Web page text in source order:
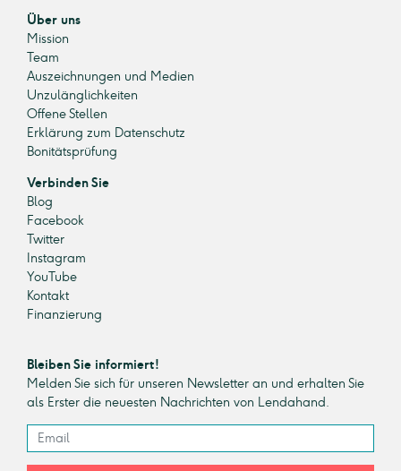
Über uns
Mission
Team
Auszeichnungen und Medien
Unzulänglichkeiten
Offene Stellen
Erklärung zum Datenschutz
Bonitätsprüfung
Verbinden Sie
Blog
Facebook
Twitter
Instagram
YouTube
Kontakt
Finanzierung
Bleiben Sie informiert!
Melden Sie sich für unseren Newsletter an und erhalten Sie
als Erster die neuesten Nachrichten von Lendahand.